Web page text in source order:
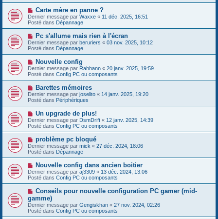
a
g
e
a
u
m
e
s
s
a
g
e
N
o
u
v
e
a
u
m
e
s
a
g
e
Carte mère en panne ?
Dernier message par Waxxe « 11 déc. 2025, 16:51
Posté dans Dépannage
N
o
u
v
e
a
u
m
e
s
a
g
e
Pc s'allume mais rien à l'écran
Dernier message par beruriers « 03 nov. 2025, 10:12
Posté dans Dépannage
N
o
u
v
e
a
u
m
e
s
s
a
g
Nouvelle config
Dernier message par Rahhann « 20 janv. 2025, 19:59
Posté dans Config PC ou composants
N
o
u
v
e
a
u
m
e
s
s
a
g
e
Barettes mémoires
Dernier message par joselito « 14 janv. 2025, 19:20
Posté dans Périphériques
N
o
u
v
u
m
e
s
a
g
e
Un upgrade de plus!
Dernier message par DsmDrift « 12 janv. 2025, 14:39
Posté dans Config PC ou composants
N
o
u
v
e
a
u
m
e
s
s
a
g
e
problème pc bloqué
Dernier message par mick « 27 déc. 2024, 18:06
Posté dans Dépannage
N
o
u
v
a
u
m
e
s
Nouvelle config dans ancien boitier
Dernier message par aj3309 « 13 déc. 2024, 13:06
Posté dans Config PC ou composants
N
u
v
e
Conseils pour nouvelle configuration PC gamer (mid-
gamme)
Dernier message par Gengiskhan « 27 nov. 2024, 02:26
Posté dans Config PC ou composants